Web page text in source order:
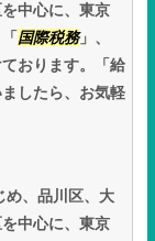
中心に、東京
国際税務」、
おります。「給
したら、お気軽
め、品川区、大
中心に、東京